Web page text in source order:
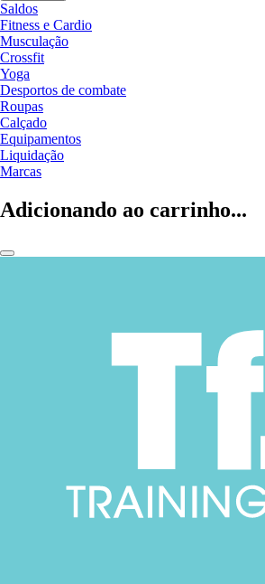
Saldos
Fitness e Cardio
Musculação
Crossfit
Yoga
Desportos de combate
Roupas
Calçado
Equipamentos
Liquidação
Marcas
Adicionando ao carrinho...